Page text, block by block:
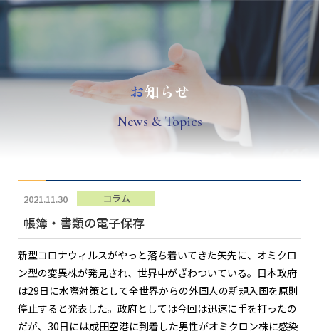
お知らせ
News & Topics
2021.11.30 コラム
帳簿・書類の電子保存
新型コロナウィルスがやっと落ち着いてきた矢先に、オミクロ
ン型の変異株が発見され、世界中がざわついている。日本政府
は29日に水際対策として全世界からの外国人の新規入国を原則
停止すると発表した。政府としては今回は迅速に手を打ったの
だが、30日には成田空港に到着した男性がオミクロン株に感染